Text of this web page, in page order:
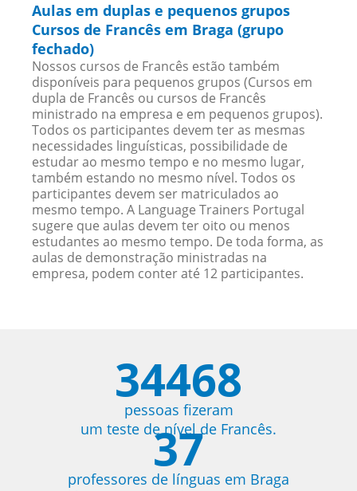
Aulas em duplas e pequenos grupos
Cursos de Francês em Braga (grupo
fechado)
Nossos cursos de Francês estão também
disponíveis para pequenos grupos (Cursos em
dupla de Francês ou cursos de Francês
ministrado na empresa e em pequenos grupos).
Todos os participantes devem ter as mesmas
necessidades linguísticas, possibilidade de
estudar ao mesmo tempo e no mesmo lugar,
também estando no mesmo nível. Todos os
participantes devem ser matriculados ao
mesmo tempo. A Language Trainers Portugal
sugere que aulas devem ter oito ou menos
estudantes ao mesmo tempo. De toda forma, as
aulas de demonstração ministradas na
empresa, podem conter até 12 participantes.
34468
pessoas fizeram
um teste de nível de Francês.
37
professores de línguas em Braga